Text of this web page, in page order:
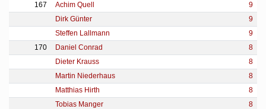
167
Achim Quell
9
Dirk Günter
9
Steffen Lallmann
9
170
Daniel Conrad
8
Dieter Krauss
8
Martin Niederhaus
8
Matthias Hirth
8
Tobias Manger
8